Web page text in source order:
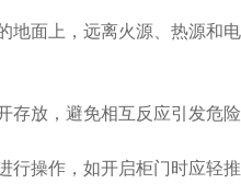
面上，远离火源、热源和
放，避免相互反应引发危险
操作，如开启柜门时应轻